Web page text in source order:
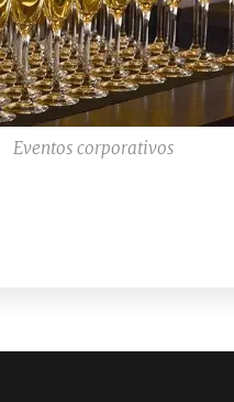
Eventos corporativos